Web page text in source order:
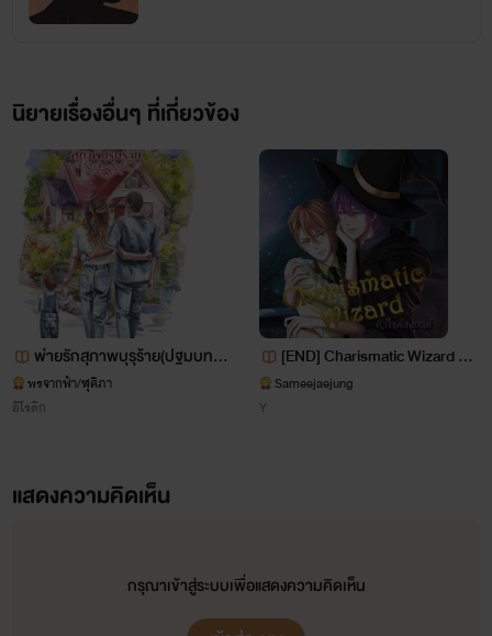
สาวโรงงานผู้ตกอับ เนื่องจากเธอถูกโรงงานที่จ้างเธอไล่แบบไม่มี
แต่ในความไม่มีเหตุผลนั้น กลับได้เข้ามาทำงานในสวนปาล์มแห่ง
เธอเป็นผู้หญิงน่ารักที่อยู่ท่ามกลางเหล่าคนงานผู้ชาย และต่าง
เป็นที่รักของ
ทุกคนในสวน ไม่เว้นแม้แต่เจ้าของ
นิยายเรื่องอื่นๆ ที่เกี่ยวข้อง
พ่ายรักสุภาพบุรุร้าย(ปฐมบทลิขิ
ตสวาทนางฟ้า)
พรจากฟ้า/ฬุศิภา
อีโรติก
[END] Charismatic Wizard หัวใ
จต้องมนต์ [Yaoi 18+]
Sameejaejung
Y
แสดงความคิดเห็น
กรุณาเข้าสู่ระบบเพื่อแสดงความคิดเห็น